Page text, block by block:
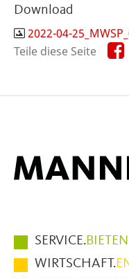
Download
2022-04-
Teile diese Seite
Hauptmenüpunkte
im
Fußbereich
SERVICE.BIETEN
WIRTSCHAFT.